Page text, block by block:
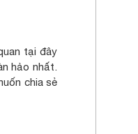
tại đây
hảo nhất.
chia sẻ